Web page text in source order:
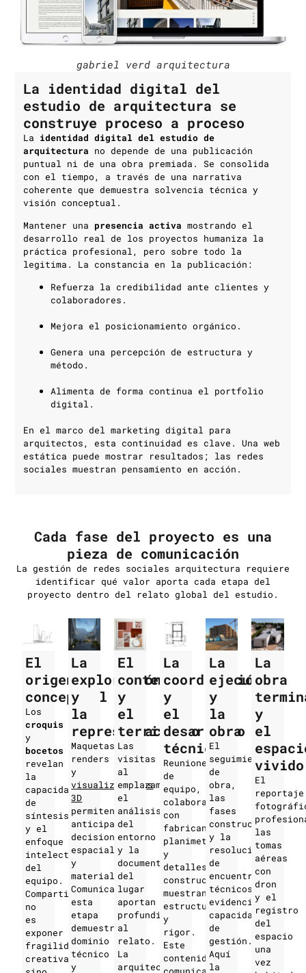
gabriel verd arquitectura
La identidad digital del
estudio de arquitectura se
construye proceso a proceso
La identidad digital del estudio de
arquitectura no depende de una publicación
puntual ni de una obra premiada. Se consolida
con el tiempo, a través de una narrativa
coherente que demuestra solvencia técnica y
visión conceptual.
Mantener una presencia activa mostrando el
desarrollo real de los proyectos humaniza la
práctica profesional, pero sobre todo la
legitima. La constancia en la publicación:
Refuerza la credibilidad ante clientes y
colaboradores.
Mejora el posicionamiento orgánico.
Genera una percepción de estructura y
método.
Alimenta de forma continua el portfolio
digital.
En el marco del marketing digital para
arquitectos, esta continuidad es clave. Una web
estática puede mostrar resultados; las redes
sociales muestran pensamiento en acción.
Cada fase del proyecto es una
pieza de comunicación
La gestión de redes sociales arquitectura requiere
identificar qué valor aporta cada etapa del
proyecto dentro del relato global del estudio.
El
origen
conceptual
Los
croquis
y
bocetos
revelan
la
capacidad
de
síntesis
y el
enfoque
intelectual
del
equipo.
Compartirlos
no
es
exponer
fragilidad
creativa,
La
exploración
y
la
representación
Maquetas,
renders
y
visualizaciones
3D
permiten
anticipar
decisiones
espaciales
y
materiales.
Comunicar
esta
etapa
demuestra
dominio
técnico
y
El
contexto
y
el
territorio
Las
visitas
al
emplazamiento,
el
análisis
del
entorno
y la
documentación
del
lugar
aportan
profundidad
al
relato.
La
arquitectura
La
coordinación
y
el
desarrollo
técnico
Reuniones
de
equipo,
colaboración
con
fabricantes,
planimetría
y
detalles
constructivos
muestran
estructura
y
rigor.
Este
contenido
La
ejecución
y
la
obra
El
seguimiento
de
obra,
las
fases
constructivas
y la
resolución
de
encuentros
técnicos
evidencian
capacidad
de
gestión.
Aquí
la
La
obra
y
el
vivido
El
reportaje
las
tomas
aéreas
con
dron
y el
registro
del
espacio
una
vez